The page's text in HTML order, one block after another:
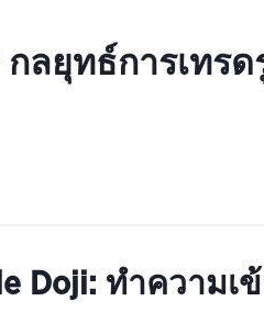
กลยุทธ์การเทร
Doji: ทำความเ